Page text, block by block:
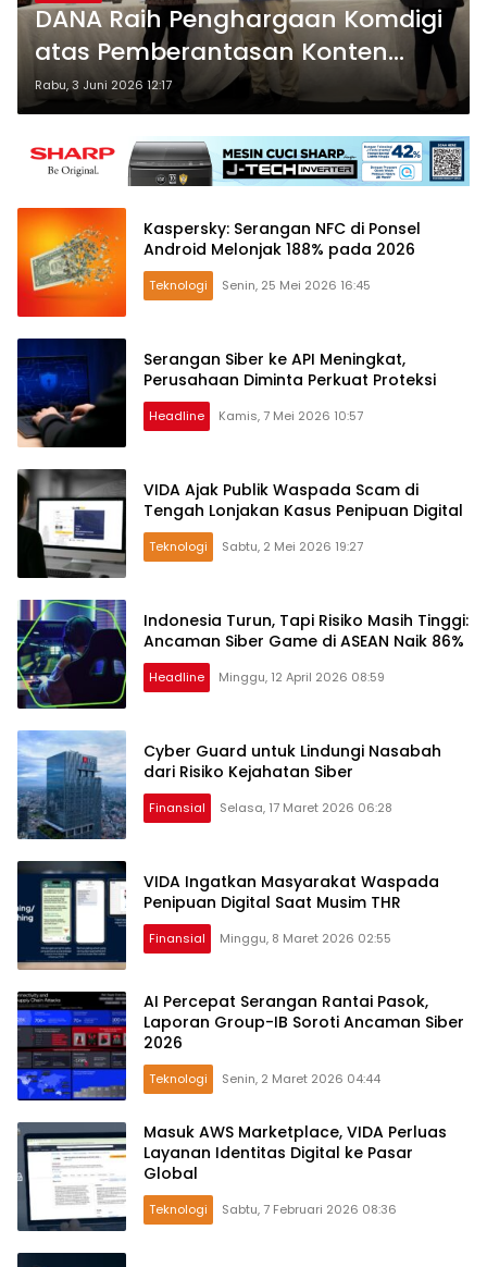
DANA Raih Penghargaan Komdigi
atas Pemberantasan Konten
Ilegal
Rabu, 3 Juni 2026 12:17
Kaspersky: Serangan NFC di Ponsel
Android Melonjak 188% pada 2026
Teknologi Senin, 25 Mei 2026 16:45
Serangan Siber ke API Meningkat,
Perusahaan Diminta Perkuat Proteksi
Headline Kamis, 7 Mei 2026 10:57
VIDA Ajak Publik Waspada Scam di
Tengah Lonjakan Kasus Penipuan Digital
Teknologi Sabtu, 2 Mei 2026 19:27
Indonesia Turun, Tapi Risiko Masih Tinggi:
Ancaman Siber Game di ASEAN Naik 86%
Headline Minggu, 12 April 2026 08:59
Cyber Guard untuk Lindungi Nasabah
dari Risiko Kejahatan Siber
Finansial Selasa, 17 Maret 2026 06:28
VIDA Ingatkan Masyarakat Waspada
Penipuan Digital Saat Musim THR
Finansial Minggu, 8 Maret 2026 02:55
AI Percepat Serangan Rantai Pasok,
Laporan Group-IB Soroti Ancaman Siber
2026
Teknologi Senin, 2 Maret 2026 04:44
Masuk AWS Marketplace, VIDA Perluas
Layanan Identitas Digital ke Pasar
Global
Teknologi Sabtu, 7 Februari 2026 08:36